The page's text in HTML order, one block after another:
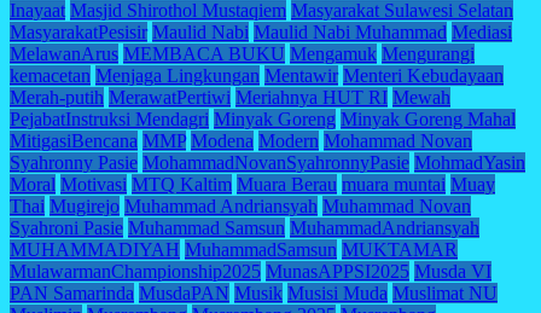
Inayaat Masjid Shirothol Mustaqiem Masyarakat Sulawesi Selatan
MasyarakatPesisir Maulid Nabi Maulid Nabi Muhammad Mediasi
MelawanArus MEMBACA BUKU Mengamuk Mengurangi
kemacetan Menjaga Lingkungan Mentawir Menteri Kebudayaan
Merah-putih MerawatPertiwi Meriahnya HUT RI Mewah
PejabatInstruksi Mendagri Minyak Goreng Minyak Goreng Mahal
MitigasiBencana MMP Modena Modern Mohammad Novan
Syahronny Pasie MohammadNovanSyahronnyPasie MohmadYasin
Moral Motivasi MTQ Kaltim Muara Berau muara muntai Muay
Thai Mugirejo Muhammad Andriansyah Muhammad Novan
Syahroni Pasie Muhammad Samsun MuhammadAndriansyah
MUHAMMADIYAH MuhammadSamsun MUKTAMAR
MulawarmanChampionship2025 MunasAPPSI2025 Musda VI
PAN Samarinda MusdaPAN Musik Musisi Muda Muslimat NU